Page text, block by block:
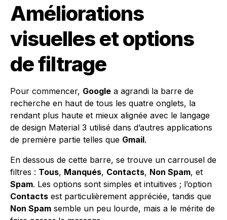
Améliorations
visuelles et options
de filtrage
Pour commencer, Google a agrandi la barre de
recherche en haut de tous les quatre onglets, la
rendant plus haute et mieux alignée avec le langage
de design Material 3 utilisé dans d’autres applications
de première partie telles que Gmail.
En dessous de cette barre, se trouve un carrousel de
filtres : Tous, Manqués, Contacts, Non Spam, et
Spam. Les options sont simples et intuitives ; l’option
Contacts est particulièrement appréciée, tandis que
Non Spam semble un peu lourde, mais a le mérite de